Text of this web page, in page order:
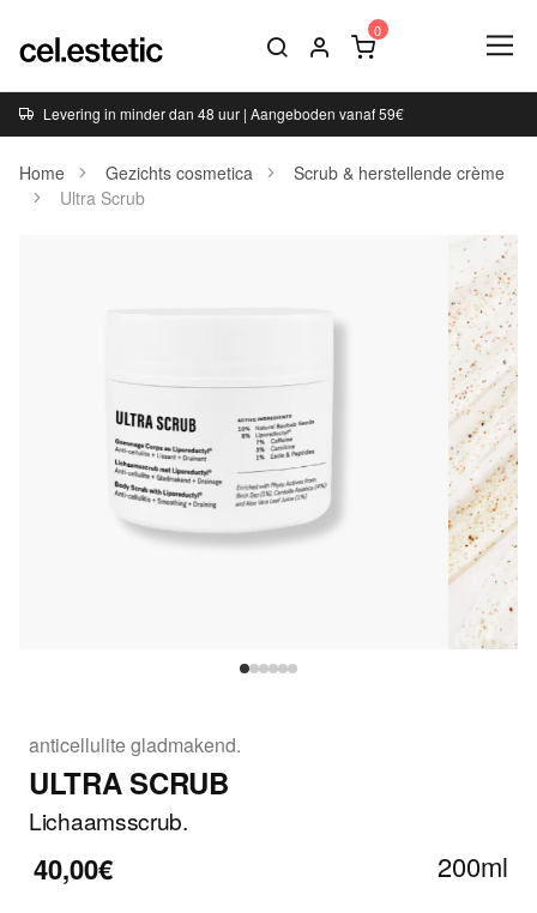
Levering in minder dan 48 uur | Aangeboden vanaf 59€
Home Gezichts cosmetica
Scrub & herstellende crème
Ultra Scrub
anticellulite gladmakend.
ULTRA SCRUB
Lichaamsscrub.
40,00€ 200ml